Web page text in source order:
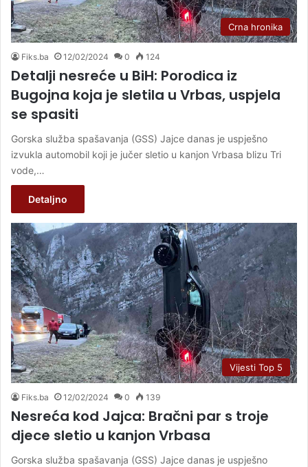
Crna hronika
Fiks.ba 12/02/2024 0 124
Detalji nesreće u BiH: Porodica iz
Bugojna koja je sletila u Vrbas, uspjela
se spasiti
Gorska služba spašavanja (GSS) Jajce danas je uspješno
izvukla automobil koji je jučer sletio u kanjon Vrbasa blizu Tri
vode,…
Detaljno
Vijesti Top 5
Fiks.ba 12/02/2024 0 139
Nesreća kod Jajca: Bračni par s troje
djece sletio u kanjon Vrbasa
Gorska služba spašavanja (GSS) Jajce danas je uspješno